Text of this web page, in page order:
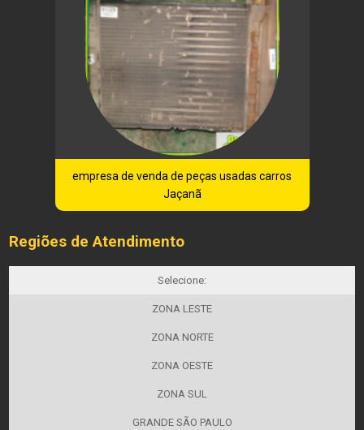
empresa de venda de peças usadas carros
Jaçanã
Regiões de Atendimento
Selecione:
ZONA LESTE
ZONA NORTE
ZONA OESTE
ZONA SUL
GRANDE SÃO PAULO